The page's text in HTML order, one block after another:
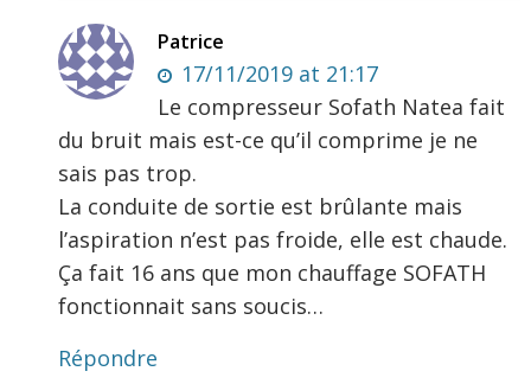
Patrice
17/11/2019 at 21:17
Le compresseur Sofath Natea fait
du bruit mais est-ce qu’il comprime je ne
sais pas trop.
La conduite de sortie est brûlante mais
l’aspiration n’est pas froide, elle est chaude.
Ça fait 16 ans que mon chauffage SOFATH
fonctionnait sans soucis…
Répondre